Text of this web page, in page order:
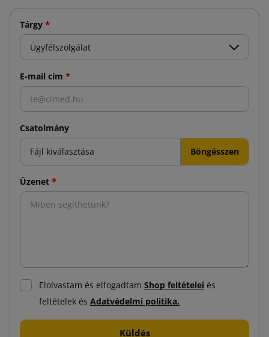
Tárgy *
E-mail cím *
Csatolmány
Fájl kiválasztása
Üzenet *
Elolvastam és elfogadtam Shop feltételei és
feltételek és Adatvédelmi politika.